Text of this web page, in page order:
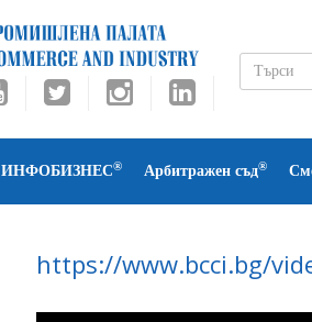
ИНФОБИЗНЕС® Арбитражен съд®
https://www.bcci.bg/